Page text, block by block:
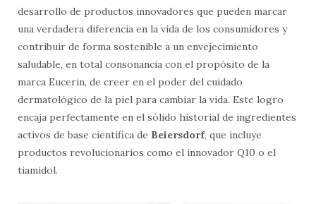
desarrollo de productos innovadores que pueden marcar
una verdadera diferencia en la vida de los consumidores y
contribuir de forma sostenible a un envejecimiento
saludable, en total consonancia con el propósito de la
marca Eucerin, de creer en el poder del cuidado
dermatológico de la piel para cambiar la vida. Este logro
encaja perfectamente en el sólido historial de ingredientes
activos de base científica de Beiersdorf, que incluye
productos revolucionarios como el innovador Q10 o el
tiamidol.